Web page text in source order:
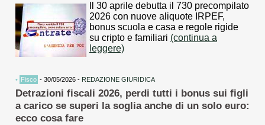
Il 30 aprile debutta il 730 precompilato
2026 con nuove aliquote IRPEF,
bonus scuola e casa e regole rigide
su cripto e familiari (continua a
leggere)
• Fisco - 30/05/2026 - REDAZIONE GIURIDICA
Detrazioni fiscali 2026, perdi tutti i bonus sui figli
a carico se superi la soglia anche di un solo euro:
ecco cosa fare